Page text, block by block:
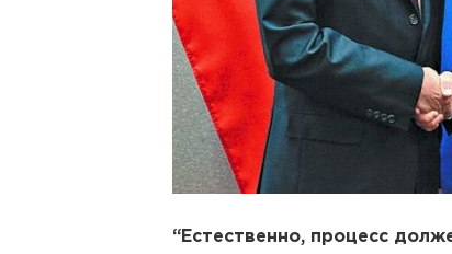
“Естественно, процесс